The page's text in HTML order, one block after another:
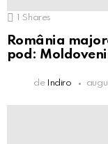
Shares
România
pod:
de Indiro